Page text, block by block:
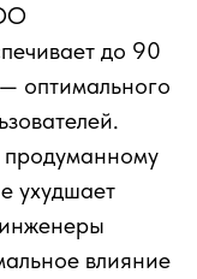
до 90
оптимального
продуманному
ухудшает
влияние